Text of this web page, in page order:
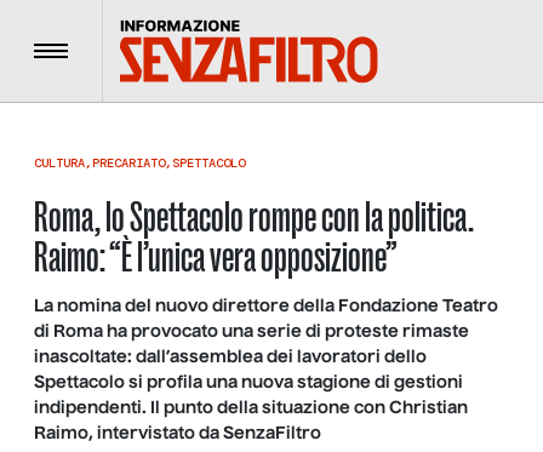
Menu
CULTURA,PRECARIATO, SPETTACOLO
Roma, lo Spettacolo rompe con la politica.
Raimo: “È l’unica vera opposizione”
La nomina del nuovo direttore della Fondazione Teatro
di Roma ha provocato una serie di proteste rimaste
inascoltate: dall’assemblea dei lavoratori dello
Spettacolo si profila una nuova stagione di gestioni
indipendenti. Il punto della situazione con Christian
Raimo, intervistato da SenzaFiltro